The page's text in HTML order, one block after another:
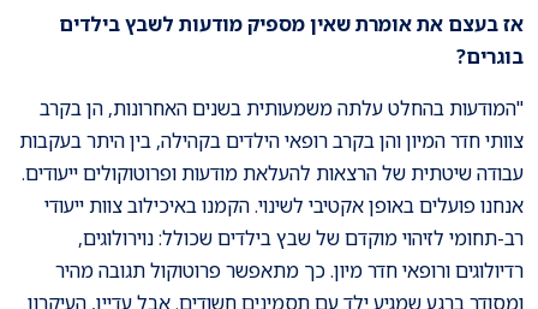
אז בעצם את אומרת שאין מספיק מודעות לשבץ בילדים
בוגרים?
"המודעות בהחלט עלתה משמעותית בשנים האחרונות, הן בקרב
צוותי חדר המיון והן בקרב רופאי הילדים בקהילה, בין היתר בעקבות
עבודה שיטתית של הרצאות להעלאת מודעות ופרוטוקולים ייעודים.
אנחנו פועלים באופן אקטיבי לשינוי. הקמנו באיכילוב צוות ייעודי
רב-תחומי לזיהוי מוקדם של שבץ בילדים שכולל: נוירולוגים,
רדיולוגים ורופאי חדר מיון. כך מתאפשר פרוטוקול תגובה מהיר
ומסודר ברגע שמגיע ילד עם תסמינים חשודים. אבל עדיין, העיקרון